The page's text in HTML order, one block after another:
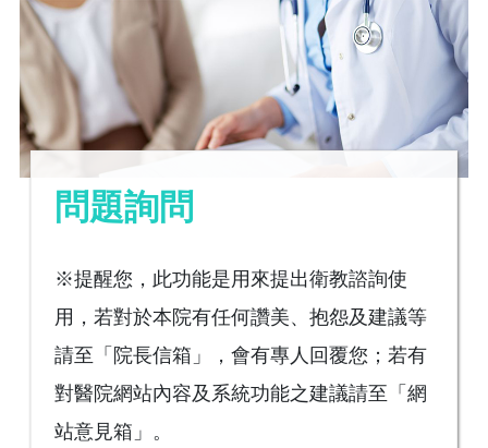
問題詢問
※提醒您，此功能是用來提出衛教諮詢使
用，若對於本院有任何讚美、抱怨及建議等
請至「院長信箱」，會有專人回覆您；若有
對醫院網站內容及系統功能之建議請至「網
站意見箱」。